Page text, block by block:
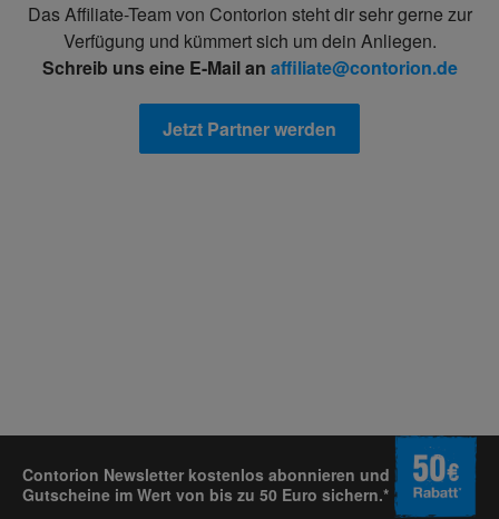
Das Affiliate-Team von Contorion steht dir sehr gerne zur
Verfügung und kümmert sich um dein Anliegen.
Schreib uns eine E-Mail an affiliate@contorion.de
Jetzt Partner werden
Contorion Newsletter kostenlos abonnieren und
Gutscheine im Wert von bis zu 50 Euro sichern.*